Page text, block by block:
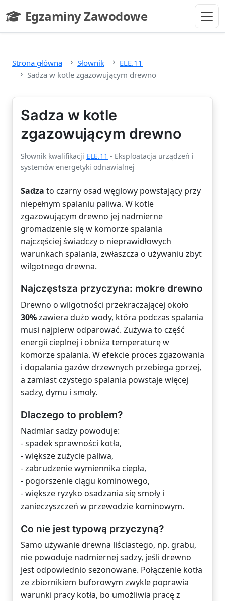
Egzaminy Zawodowe
- strona główna
Strona główna Słownik
ELE.11
Sadza w kotle zgazowującym drewno
Sadza w kotle
zgazowującym drewno
Słownik kwalifikacji ELE.11 - Eksploatacja urządzeń i
systemów energetyki odnawialnej
Sadza to czarny osad węglowy powstający przy
niepełnym spalaniu paliwa. W kotle
zgazowującym drewno jej nadmierne
gromadzenie się w komorze spalania
najczęściej świadczy o nieprawidłowych
warunkach spalania, zwłaszcza o używaniu zbyt
wilgotnego drewna.
Najczęstsza przyczyna: mokre drewno
Drewno o wilgotności przekraczającej około
30%zawiera dużo wody, która podczas spalania
musi najpierw odparować. Zużywa to część
energii cieplnej i obniża temperaturę w
komorze spalania. W efekcie proces zgazowania
i dopalania gazów drzewnych przebiega gorzej,
a zamiast czystego spalania powstaje więcej
sadzy, dymu i smoły.
Dlaczego to problem?
Nadmiar sadzy powoduje:
- spadek sprawności kotła,
- większe zużycie paliwa,
- zabrudzenie wymiennika ciepła,
- pogorszenie ciągu kominowego,
- większe ryzyko osadzania się smoły i
zanieczyszczeń w przewodzie kominowym.
Co nie jest typową przyczyną?
Samo używanie drewna liściastego, np. grabu,
nie powoduje nadmiernej sadzy, jeśli drewno
jest odpowiednio sezonowane. Połączenie kotła
ze zbiornikiem buforowym zwykle poprawia
warunki pracy kotła, bo umożliwia pracę z